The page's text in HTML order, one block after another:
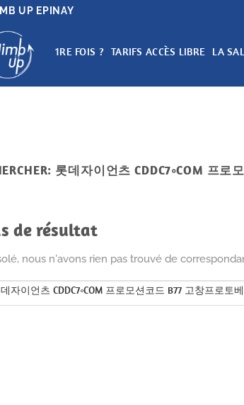
UP EPINAY
1RE FOIS ? TARIFS ACCÈS LIBRE LA
롯데자이언츠 CDDC7༚COM 프
de résultat
nous n'avons rien pas trouvé de